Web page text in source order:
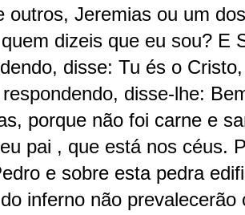
outros, Jeremias ou um
dizeis que eu sou? E
disse: Tu és o
disse-lhe:
porque não foi carne e
pai , que está nos céus.
e sobre esta pedra
inferno não